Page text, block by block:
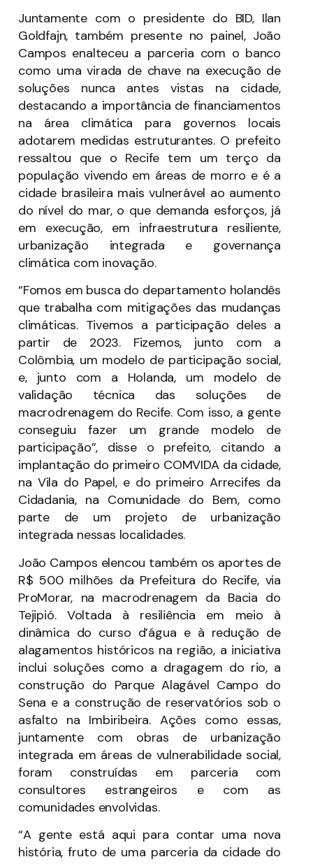
Juntamente com o presidente do BID, Ilan
Goldfajn, também presente no painel, João
Campos enalteceu a parceria com o banco
como uma virada de chave na execução de
soluções nunca antes vistas na cidade,
destacando a importância de financiamentos
na área climática para governos locais
adotarem medidas estruturantes. O prefeito
ressaltou que o Recife tem um terço da
população vivendo em áreas de morro e é a
cidade brasileira mais vulnerável ao aumento
do nível do mar, o que demanda esforços, já
em execução, em infraestrutura resiliente,
urbanização integrada e governança
climática com inovação.
“Fomos em busca do departamento holandês
que trabalha com mitigações das mudanças
climáticas. Tivemos a participação deles a
partir de 2023. Fizemos, junto com a
Colômbia, um modelo de participação social,
e, junto com a Holanda, um modelo de
validação técnica das soluções de
macrodrenagem do Recife. Com isso, a gente
conseguiu fazer um grande modelo de
participação”, disse o prefeito, citando a
implantação do primeiro COMVIDA da cidade,
na Vila do Papel, e do primeiro Arrecifes da
Cidadania, na Comunidade do Bem, como
parte de um projeto de urbanização
integrada nessas localidades.
João Campos elencou também os aportes de
R$ 500 milhões da Prefeitura do Recife, via
ProMorar, na macrodrenagem da Bacia do
Tejipió. Voltada à resiliência em meio à
dinâmica do curso d’água e à redução de
alagamentos históricos na região, a iniciativa
inclui soluções como a dragagem do rio, a
construção do Parque Alagável Campo do
Sena e a construção de reservatórios sob o
asfalto na Imbiribeira. Ações como essas,
juntamente com obras de urbanização
integrada em áreas de vulnerabilidade social,
foram construídas em parceria com
consultores estrangeiros e com as
comunidades envolvidas.
“A gente está aqui para contar uma nova
história, fruto de uma parceria da cidade do